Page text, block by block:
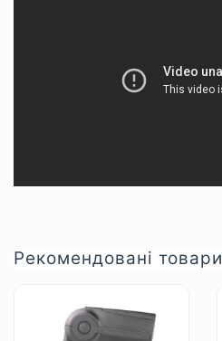
Рекомендовані товари